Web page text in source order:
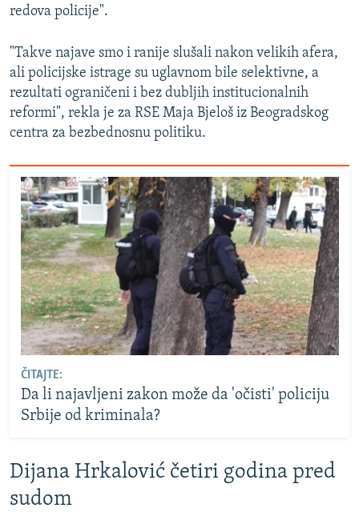
redova policije".
"Takve najave smo i ranije slušali nakon velikih afera,
ali policijske istrage su uglavnom bile selektivne, a
rezultati ograničeni i bez dubljih institucionalnih
reformi", rekla je za RSE Maja Bjeloš iz Beogradskog
centra za bezbednosnu politiku.
ČITAJTE:
Da li najavljeni zakon može da 'očisti' policiju
Srbije od kriminala?
Dijana Hrkalović četiri godina pred
sudom